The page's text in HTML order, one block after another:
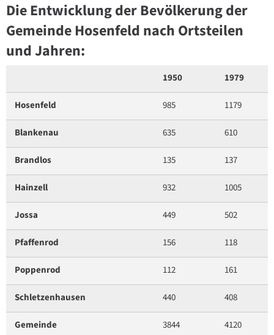
Die Entwicklung der Bevölkerung der
Gemeinde Hosenfeld nach Ortsteilen
und Jahren:
1950 1979
Hosenfeld 985 1179
Blankenau 635 610
Brandlos 135 137
Hainzell 932 1005
Jossa 449 502
Pfaffenrod 156 118
Poppenrod 112 161
Schletzenhausen 440 408
Gemeinde 3844 4120